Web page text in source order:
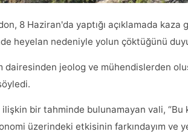
8 Haziran'da yaptığı açıklamada
heyelan nedeniyle yolun çöktüğünü
dairesinden jeolog ve mühendislerden
ilişkin bir tahminde bulunamayan vali,
üzerindeki etkisinin farkındayım ve